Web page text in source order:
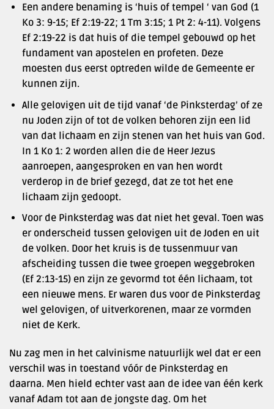
Een andere benaming is ‘huis of tempel ‘ van God (1
Ko 3: 9-15; Ef 2:19-22; 1 Tm 3:15; 1 Pt 2: 4-11). Volgens
Ef 2:19-22 is dat huis of die tempel gebouwd op het
fundament van apostelen en profeten. Deze
moesten dus eerst optreden wilde de Gemeente er
kunnen zijn.
Alle gelovigen uit de tijd vanaf ‘de Pinksterdag’ of ze
nu Joden zijn of tot de volken behoren zijn een lid
van dat lichaam en zijn stenen van het huis van God.
In 1 Ko 1: 2 worden allen die de Heer Jezus
aanroepen, aangesproken en van hen wordt
verderop in de brief gezegd, dat ze tot het ene
lichaam zijn gedoopt.
Voor de Pinksterdag was dat niet het geval. Toen was
er onderscheid tussen gelovigen uit de Joden en uit
de volken. Door het kruis is de tussenmuur van
afscheiding tussen die twee groepen weggebroken
(Ef 2:13-15) en zijn ze gevormd tot één lichaam, tot
een nieuwe mens. Er waren dus voor de Pinksterdag
wel gelovigen, of uitverkorenen, maar ze vormden
niet de Kerk.
Nu zag men in het calvinisme natuurlijk wel dat er een
verschil was in toestand vóór de Pinksterdag en
daarna. Men hield echter vast aan de idee van één kerk
vanaf Adam tot aan de jongste dag. Om het